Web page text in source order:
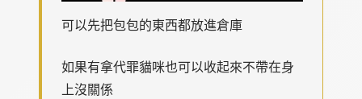
可以先把包包的東西都放進倉庫
如果有拿代罪貓咪也可以收起來不帶在身
上沒關係